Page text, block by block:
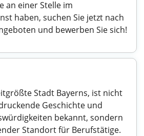
an einer Stelle im
haben, suchen Sie jetzt nach
und bewerben Sie sich!
Stadt Bayerns, ist nicht
Geschichte und
bekannt, sondern
Standort für Berufstätige.